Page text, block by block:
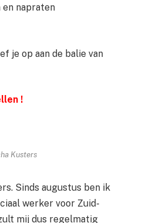
en napraten
je op aan de balie van
!
Kusters
Sinds augustus ben ik
werker voor Zuid-
mij dus regelmatig